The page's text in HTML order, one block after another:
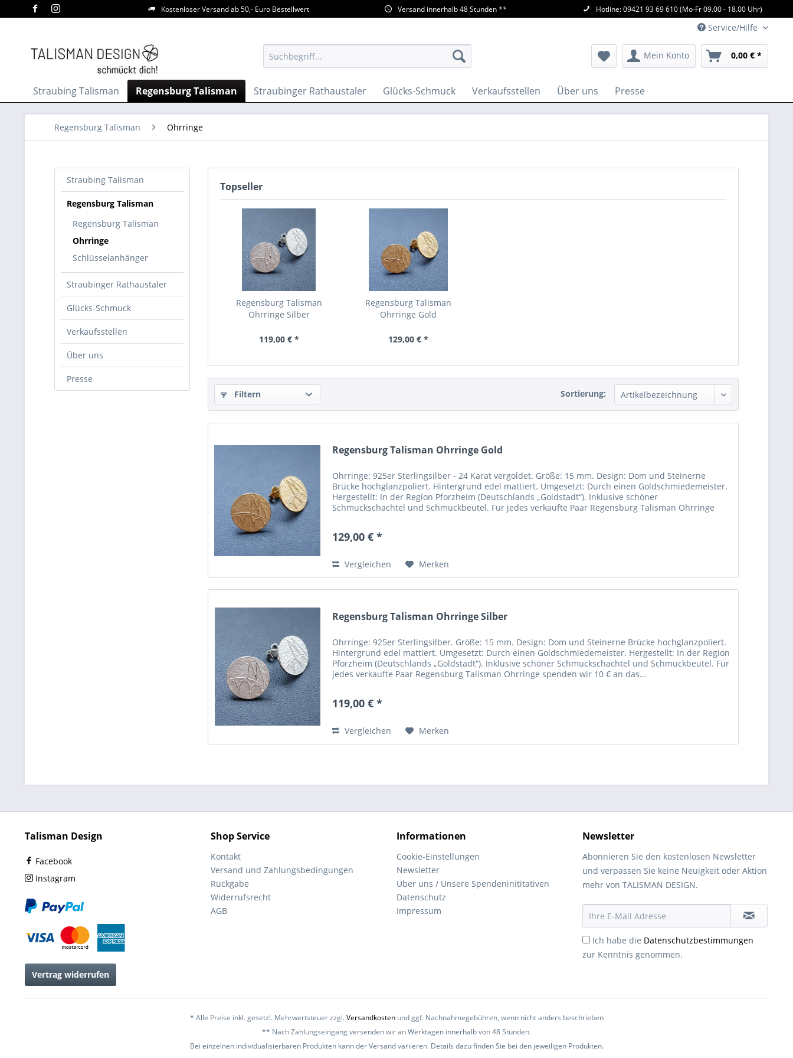
Kostenloser Versand ab 50,- Euro Bestellwert Versand innerhalb 48 Stunden ** Hotline: 09421 93 69 610 (Mo-Fr 09.00 - 18.00 Uhr)
Service/Hilfe
Mein Konto 0,00 € *
Straubing Talisman Regensburg Talisman Straubinger Rathaustaler Glücks-Schmuck Verkaufsstellen Über uns Presse
Regensburg Talisman Ohrringe
Straubing Talisman
Regensburg Talisman
Regensburg Talisman
Ohrringe
Schlüsselanhänger
Straubinger Rathaustaler
Glücks-Schmuck
Verkaufsstellen
Über uns
Presse
Topseller
Regensburg Talisman
Ohrringe Silber
119,00 € *
Regensburg Talisman
Ohrringe Gold
129,00 € *
Filtern Sortierung:
Regensburg Talisman Ohrringe Gold
Ohrringe: 925er Sterlingsilber - 24 Karat vergoldet. Größe: 15 mm. Design: Dom und Steinerne
Brücke hochglanzpoliert. Hintergrund edel mattiert. Umgesetzt: Durch einen Goldschmiedemeister.
Hergestellt: In der Region Pforzheim (Deutschlands „Goldstadt“). Inklusive schöner
Schmuckschachtel und Schmuckbeutel. Für jedes verkaufte Paar Regensburg Talisman Ohrringe
129,00 € *
Vergleichen Merken
Regensburg Talisman Ohrringe Silber
Ohrringe: 925er Sterlingsilber. Größe: 15 mm. Design: Dom und Steinerne Brücke hochglanzpoliert.
Hintergrund edel mattiert. Umgesetzt: Durch einen Goldschmiedemeister. Hergestellt: In der Region
Pforzheim (Deutschlands „Goldstadt“). Inklusive schöner Schmuckschachtel und Schmuckbeutel. Für
jedes verkaufte Paar Regensburg Talisman Ohrringe spenden wir 10 € an das...
119,00 € *
Vergleichen Merken
Talisman Design
Facebook
Instagram
Vertrag widerrufen
Shop Service
Kontakt
Versand und Zahlungsbedingungen
Rückgabe
Widerrufsrecht
AGB
Informationen
Cookie-Einstellungen
Newsletter
Über uns / Unsere Spendeninititativen
Datenschutz
Impressum
Newsletter
Abonnieren Sie den kostenlosen Newsletter
und verpassen Sie keine Neuigkeit oder Aktion
mehr von TALISMAN DESIGN.
Ich habe die Datenschutzbestimmungen
zur Kenntnis genommen.
* Alle Preise inkl. gesetzl. Mehrwertsteuer zzgl.Versandkostenund ggf. Nachnahmegebühren, wenn nicht anders beschrieben
** Nach Zahlungseingang versenden wir an Werktagen innerhalb von 48 Stunden.
Bei einzelnen individualisierbaren Produkten kann der Versand variieren. Details dazu finden Sie bei den jeweiligen Produkten.